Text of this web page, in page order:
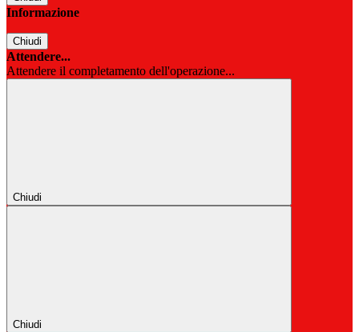
Informazione
Chiudi
Attendere...
Attendere il completamento dell'operazione...
Chiudi
Chiudi